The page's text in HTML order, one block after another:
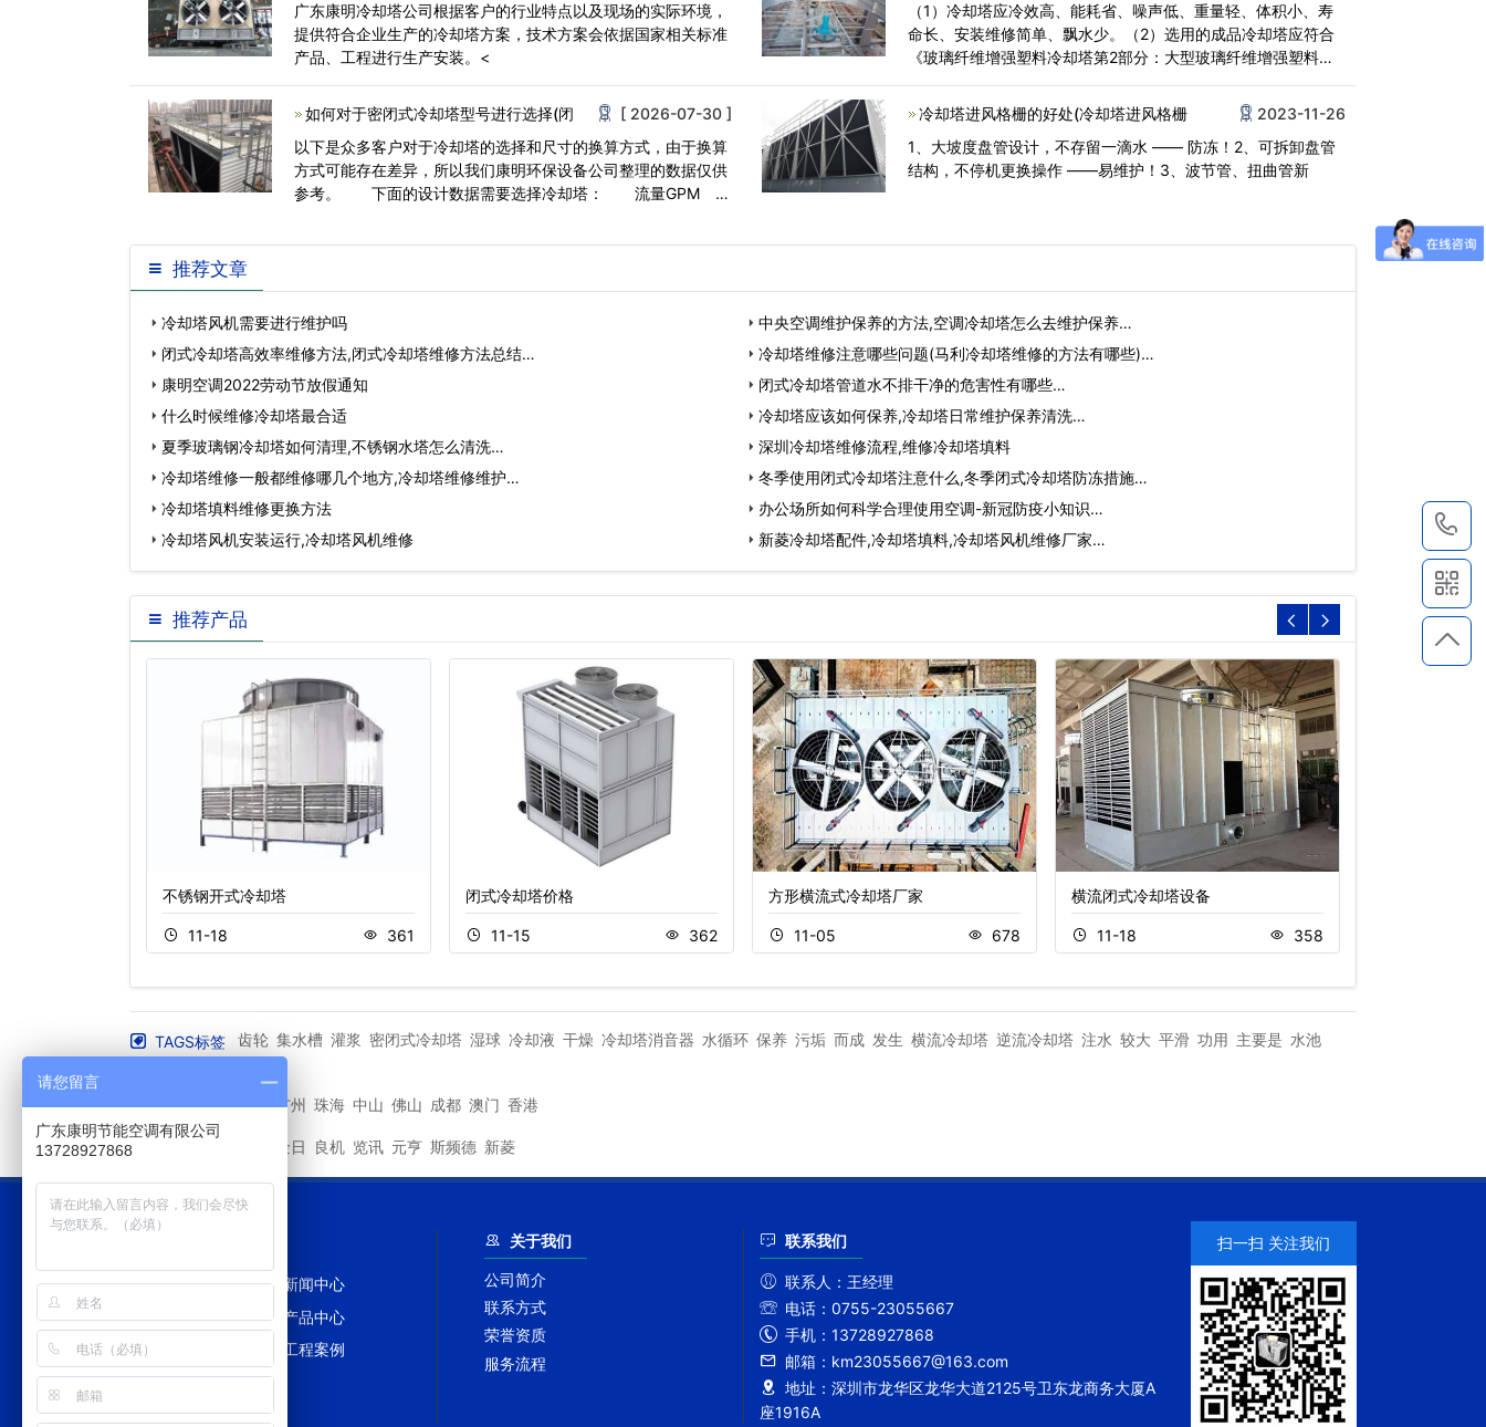
广东康明冷却塔公司根据客户的行业特点以及现场的实际环境，
提供符合企业生产的冷却塔方案，技术方案会依据国家相关标准
产品、工程进行生产安装。<
（1）冷却塔应冷效高、能耗省、噪声低、重量轻、体积小、寿
命长、安装维修简单、飘水少。（2）选用的成品冷却塔应符合
《玻璃纤维增强塑料冷却塔第2部分：大型玻璃纤维增强塑料冷
如何对于密闭式冷却塔型号进行选择(闭
[ 2026-07-30 ]
以下是众多客户对于冷却塔的选择和尺寸的换算方式，由于换算
方式可能存在差异，所以我们康明环保设备公司整理的数据仅供
参考。 下面的设计数据需要选择冷却塔： 流量GPM
冷却塔进风格栅的好处(冷却塔进风格栅
2023-11-26
1、大坡度盘管设计，不存留一滴水 —— 防冻！2、可拆卸盘管
结构，不停机更换操作 ——易维护！3、波节管、扭曲管新
推荐文章
冷却塔风机需要进行维护吗
中央空调维护保养的方法,空调冷却塔怎么去维护保养…
闭式冷却塔高效率维修方法,闭式冷却塔维修方法总结…
冷却塔维修注意哪些问题(马利冷却塔维修的方法有哪些)…
康明空调2022劳动节放假通知
闭式冷却塔管道水不排干净的危害性有哪些…
什么时候维修冷却塔最合适
冷却塔应该如何保养,冷却塔日常维护保养清洗…
夏季玻璃钢冷却塔如何清理,不锈钢水塔怎么清洗…
深圳冷却塔维修流程,维修冷却塔填料
冷却塔维修一般都维修哪几个地方,冷却塔维修维护…
冬季使用闭式冷却塔注意什么,冬季闭式冷却塔防冻措施…
冷却塔填料维修更换方法
办公场所如何科学合理使用空调-新冠防疫小知识…
冷却塔风机安装运行,冷却塔风机维修
新菱冷却塔配件,冷却塔填料,冷却塔风机维修厂家…
推荐产品
不锈钢开式冷却塔
11-18 361
闭式冷却塔价格
11-15 362
方形横流式冷却塔厂家
11-05 678
横流闭式冷却塔设备
11-18 358
TAGS标签 齿轮 集水槽 灌浆 密闭式冷却塔 湿球 冷却液 干燥 冷却塔消音器 水循环 保养 污垢 而成 发生 横流冷却塔 逆流冷却塔 注水 较大 平滑 功用 主要是 水池
其他城市 深圳 广州 珠海 中山 佛山 成都 澳门 香港
金日 良机 览讯 元亨 斯频德 新菱
网站首页
新闻中心
冷却塔百科
产品中心
冷却塔配件
工程案例
网站地图
关于我们
公司简介
联系方式
荣誉资质
服务流程
联系我们
联系人： 王经理
电话： 0755-23055667
手机： 13728927868
邮箱： km23055667@163.com
地址： 深圳市龙华区龙华大道2125号卫东龙商务大厦A
座1916A
扫一扫 关注我们
请您留言
广东康明节能空调有限公司
13728927868